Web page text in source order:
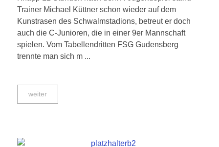
Trainer Michael Küttner schon wieder auf dem
Kunstrasen des Schwalmstadions, betreut er doch
auch die C-Junioren, die in einer 9er Mannschaft
spielen. Vom Tabellendritten FSG Gudensberg
trennte man sich m ...
weiter